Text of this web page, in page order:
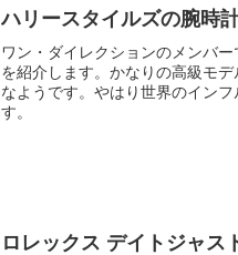
ハリースタイルズの腕時
ワン・ダイレクションのメンバ
を紹介します。かなりの高級モ
なようです。やはり世界のイン
す。
ロレックス デイトジャス